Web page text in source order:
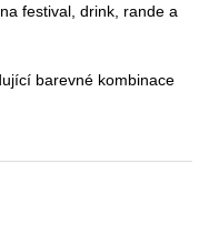
festival, drink, rande a
barevné kombinace